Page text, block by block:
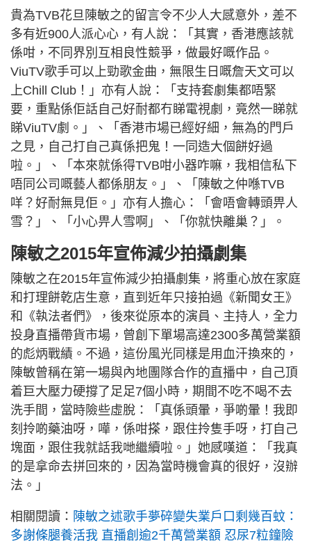
貴為TVB花旦陳敏之的留言令不少人大感意外，差不
多有近900人派心心，有人說：「其實，香港應該就
係咁，不同界別互相良性競爭，做最好嘅作品。
ViuTV歌手可以上勁歌金曲，無限生日嘅詹天文可以
上Chill Club！」亦有人說：「支持套劇集都唔緊
要，重點係佢話自己好耐都冇睇電視劇，竟然一睇就
睇ViuTV劇。」、「香港市場已經好細，無為的門戶
之見，自己打自己真係把鬼！一同造大個餅好過
啦。」、「本來就係得TVB咁小器咋嘛，我相信私下
唔同公司嘅藝人都係朋友。」、「陳敏之仲喺TVB
咩？好耐無見佢。」亦有人擔心：「會唔會轉頭畀人
雪？」、「小心畀人雪啊」、「你就快離巢？」。
陳敏之2015年宣佈減少拍攝劇集
陳敏之在2015年宣佈減少拍攝劇集，將重心放在家庭
和打理餅乾店生意，直到近年只接拍過《新聞女王》
和《執法者們》，後來從原本的演員、主持人，全力
投身直播帶貨市場，曾創下單場高達2300多萬營業額
的彪炳戰績。不過，這份風光同樣是用血汗換來的，
陳敏曾稱在第一場與內地團隊合作的直播中，自己頂
着巨大壓力硬撐了足足7個小時，期間不吃不喝不去
洗手間，當時險些虛脫：「真係頭暈，爭啲暈！我即
刻拎啲藥油呀，嘩，係咁搽，跟住拎隻手呀，打自己
塊面，跟住我就話我哋繼續啦。」她感嘆道：「我真
的是拿命去拼回來的，因為當時機會真的很好，沒辦
法。」
相關閱讀： 陳敏之述歌手夢碎變失業戶口剩幾百蚊：
多謝條腿養活我 直播創逾2千萬營業額 忍尿7粒鐘險